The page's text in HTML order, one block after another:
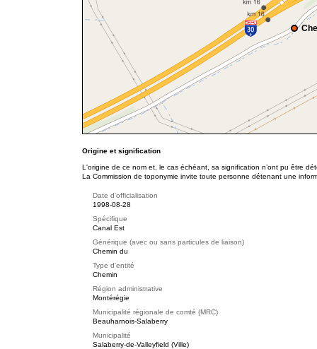
Origine et signification
L'origine de ce nom et, le cas échéant, sa signification n’ont pu être
La Commission de toponymie invite toute personne détenant une
Date d'officialisation
1998-08-28
Spécifique
Canal Est
Générique (avec ou sans particules de liaison)
Chemin du
Type d'entité
Chemin
Région administrative
Montérégie
Municipalité régionale de comté (MRC)
Beauharnois-Salaberry
Municipalité
Salaberry-de-Valleyfield (Ville)